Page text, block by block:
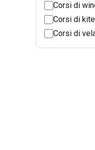
Corsi di
Corsi di
Corsi di